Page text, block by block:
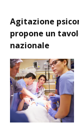
Agitazione
propone un
nazionale